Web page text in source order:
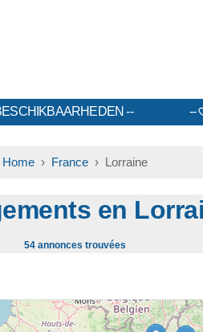
Home › France › Lorraine
en
54 annonces trouvées